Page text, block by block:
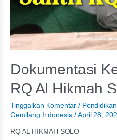
Dokumentasi
RQ Al Hikmah
Tinggalkan Komentar / Pendidikan
Gemilang Indonesia/April 28,
RQ AL HIKMAH SOLO